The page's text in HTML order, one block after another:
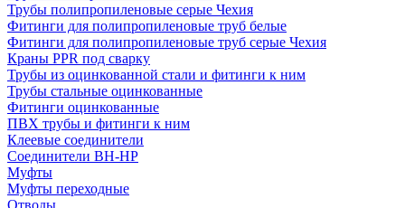
Трубы полипропиленовые серые Чехия
Фитинги для полипропиленовые труб белые
Фитинги для полипропиленовые труб серые Чехия
Краны PPR под сварку
Трубы из оцинкованной стали и фитинги к ним
Трубы стальные оцинкованные
Фитинги оцинкованные
ПВХ трубы и фитинги к ним
Клеевые соединители
Соединители ВН-НР
Муфты
Муфты переходные
Отводы